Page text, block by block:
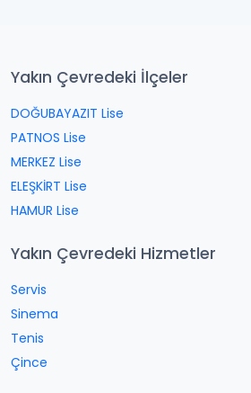
Yakın Çevredeki İlçeler
DOĞUBAYAZIT Lise
PATNOS Lise
MERKEZ Lise
ELEŞKİRT Lise
HAMUR Lise
Yakın Çevredeki Hizmetler
Servis
Sinema
Tenis
Çince